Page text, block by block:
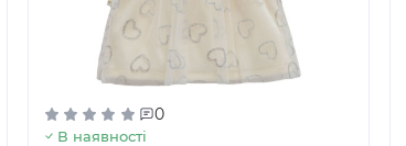
0
В наявності